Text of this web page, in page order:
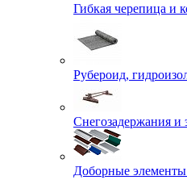
Гибкая черепица и
Рубероид,
Снегозадержания и
Доборные элементы